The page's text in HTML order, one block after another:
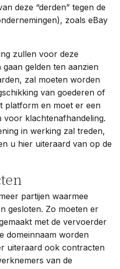
deze “derden” tegen de
zoals eBay
zullen voor deze
gelden ten aanzien
zal moeten worden
van goederen of
platform en moet er een
voor klachtenafhandeling.
in werking zal treden,
u hier uiteraard van op de
partijen waarmee
gesloten. Zo moeten er
met de vervoerder
domeinnaam worden
uiteraard ook contracten
van de